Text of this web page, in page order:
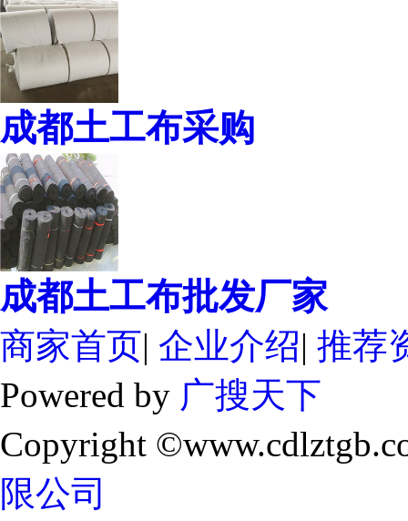
成都土工布采购
成都土工布批发厂家
商家首页| 企业介绍| 推荐
Powered by 广搜天下
Copyright
限公司